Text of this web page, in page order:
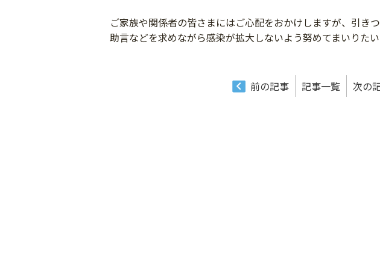
ご家族や関係者の皆さまにはご心配をおかけしますが、引き
助言などを求めながら感染が拡大しないよう努めてまいりたい
前の記事 記事一覧 次の